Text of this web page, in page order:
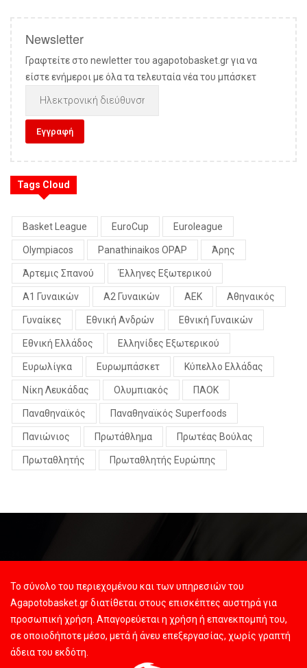
Newsletter
Γραφτείτε στο newletter του agapotobasket.gr για να
είστε ενήμεροι με όλα τα τελευταία νέα του μπάσκετ
Tags Cloud
Basket League EuroCup Euroleague
Olympiacos Panathinaikos OPAP Άρης
Άρτεμις Σπανού Έλληνες Εξωτερικού
Α1 Γυναικών Α2 Γυναικών ΑΕΚ Αθηναικός
Γυναίκες Εθνική Ανδρών Εθνική Γυναικών
Εθνική Ελλάδος Ελληνίδες Εξωτερικού
Ευρωλίγκα Ευρωμπάσκετ Κύπελλο Ελλάδας
Νίκη Λευκάδας Ολυμπιακός ΠΑΟΚ
Παναθηναϊκός Παναθηναϊκός Superfoods
Πανιώνιος Πρωτάθλημα Πρωτέας Βούλας
Πρωταθλητής Πρωταθλητής Ευρώπης
Το σύνολο του περιεχομένου και των υπηρεσιών του
Agapotobasket.gr διατίθεται στους επισκέπτες αυστηρά για
προσωπική χρήση. Απαγορεύεται η χρήση ή επανεκπομπή του,
σε οποιοδήποτε μέσο, μετά ή άνευ επεξεργασίας, χωρίς γραπτή
άδεια του εκδότη.